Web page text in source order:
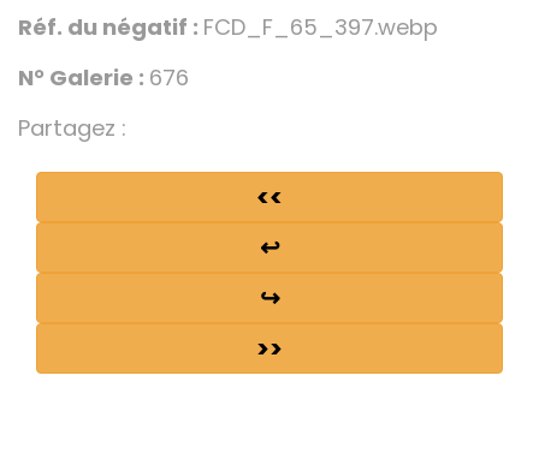
Réf. du négatif : FCD_F_65_397.webp
N° Galerie : 676
Partagez :
<<
↩
↪
>>